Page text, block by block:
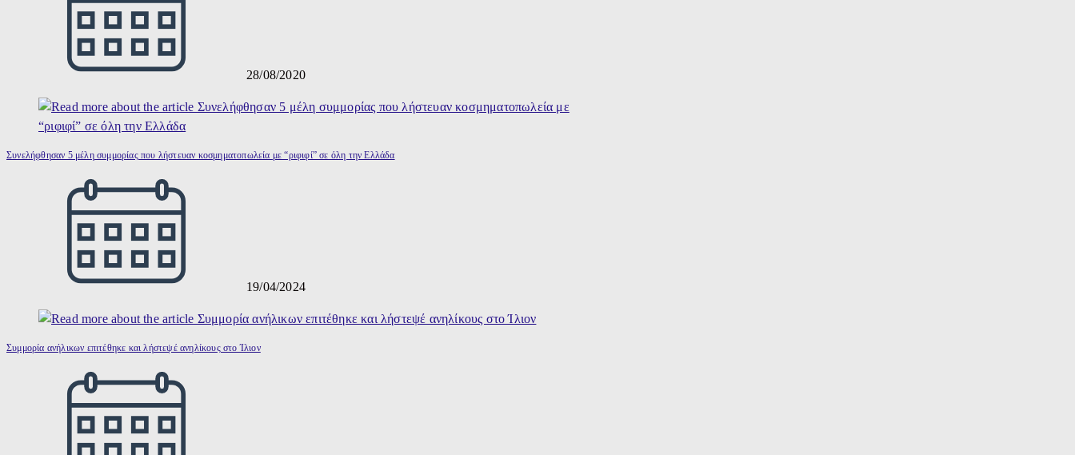
28/08/2020
Συνελήφθησαν 5 μέλη συμμορίας που λήστευαν κοσμηματοπωλεία με “ριφιφί” σε όλη την Ελλάδα
19/04/2024
Συμμορία ανήλικων επιτέθηκε και λήστεψέ ανηλίκους στο Ίλιον